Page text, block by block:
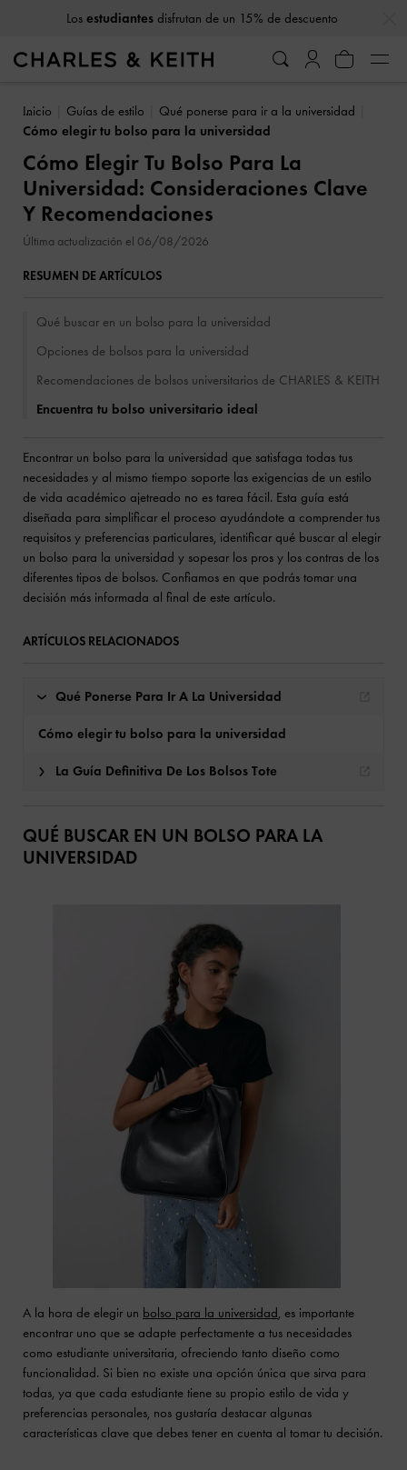
10% de descuentoal suscribirse a nuestro boletín*
Inicio Guías de estilo
Qué ponerse para ir a la universidad
Cómo elegir tu bolso para la universidad
Cómo Elegir Tu Bolso Para La
Universidad: Consideraciones Clave
Y Recomendaciones
Última actualización el 06/08/2026
RESUMEN DE ARTÍCULOS
Qué buscar en un bolso para la universidad
Opciones de bolsos para la universidad
Recomendaciones de bolsos universitarios de CHARLES & KEITH
Encuentra tu bolso universitario ideal
Encontrar un bolso para la universidad que satisfaga todas tus
necesidades y al mismo tiempo soporte las exigencias de un estilo
de vida académico ajetreado no es tarea fácil. Esta guía está
diseñada para simplificar el proceso ayudándote a comprender tus
requisitos y preferencias particulares, identificar qué buscar al elegir
un bolso para la universidad y sopesar los pros y los contras de los
diferentes tipos de bolsos. Confiamos en que podrás tomar una
decisión más informada al final de este artículo.
ARTÍCULOS RELACIONADOS
Qué Ponerse Para Ir A La Universidad
Cómo elegir tu bolso para la universidad
La Guía Definitiva De Los Bolsos Tote
Elige el bolso tote de trabajo perfecto
QUÉ BUSCAR EN UN BOLSO PARA LA
UNIVERSIDAD
A la hora de elegir un bolso para la universidad, es importante
encontrar uno que se adapte perfectamente a tus necesidades
como estudiante universitaria, ofreciendo tanto diseño como
funcionalidad. Si bien no existe una opción única que sirva para
todas, ya que cada estudiante tiene su propio estilo de vida y
preferencias personales, nos gustaría destacar algunas
características clave que debes tener en cuenta al tomar tu decisión.